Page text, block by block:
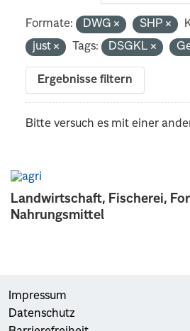
Landwirtschaft, Fischerei,
Nahrungsmittel
Formate: DWG SHP
just
Tags: DSGKL
Ergebnisse filtern
Bitte versuch es mit einer
Impressum
Datenschutz